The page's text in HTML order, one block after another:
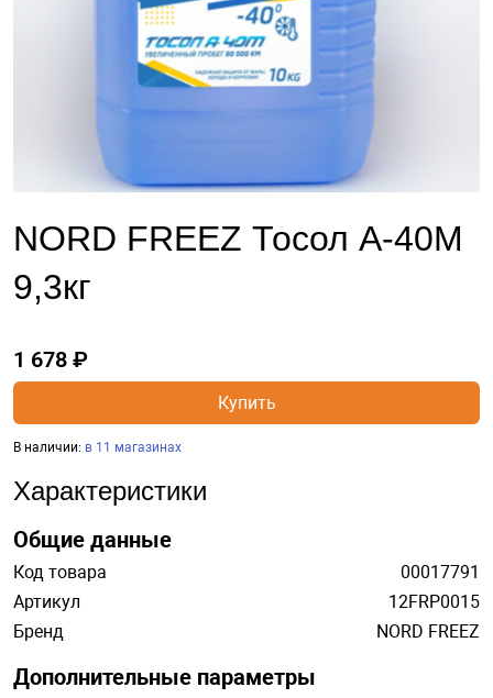
NORD FREEZ Тосол А-40М
9,3кг
1 678 ₽
Купить
В наличии: в 11 магазинах
Характеристики
Общие данные
Код товара
00017791
Артикул
12FRP0015
Бренд
NORD FREEZ
Дополнительные параметры